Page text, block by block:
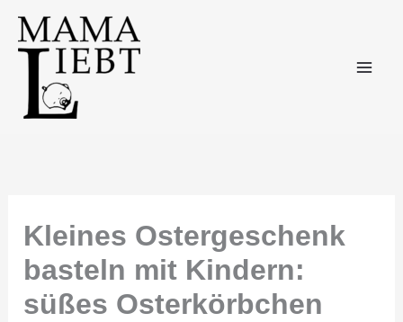
Inhalt
springen
Kleines Ostergeschenk
basteln mit Kindern:
süßes Osterkörbchen